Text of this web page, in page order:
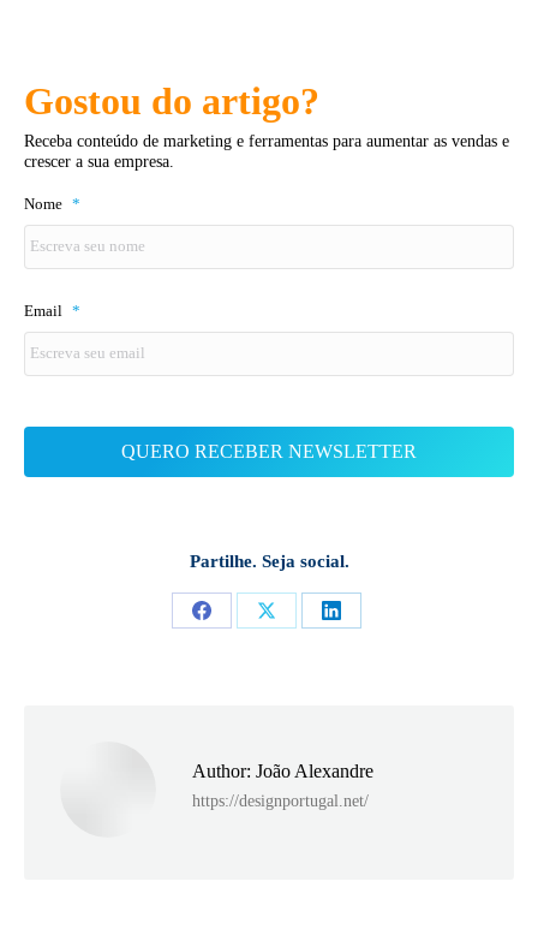
Gostou do artigo?
Receba conteúdo de marketing e ferramentas para aumentar as vendas e
crescer a sua empresa.
Nome *
Email *
Partilhe. Seja social.
Share
Share
Share
Author: João Alexandre
https://designportugal.net/